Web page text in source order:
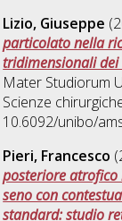
Lizio, Giuseppe
particolato nella
tridimensionali
Mater Studiorum
Scienze
10.6092/unibo/
Pieri, Francesco
posteriore
seno con
standard: studio